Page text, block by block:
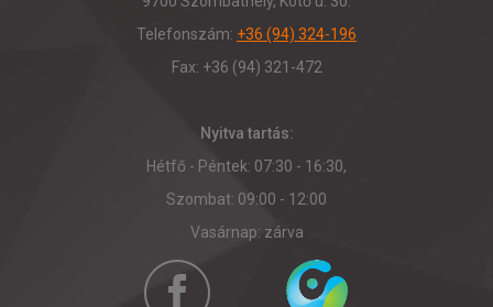
Telefonszám: +36 (94) 324-196
Fax: +36 (94) 321-472
Nyitva tartás:
Hétfő - Péntek: 07:30 - 16:30,
Szombat: 09:00 - 12:00
Vasárnap: zárva